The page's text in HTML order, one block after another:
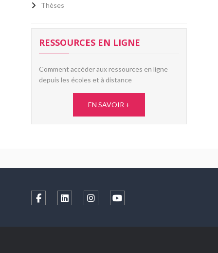
Thèses
RESSOURCES EN LIGNE
Comment accéder aux ressources en ligne
depuis les écoles et à distance
EN SAVOIR +